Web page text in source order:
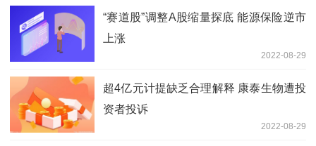
“赛道股”调整A股缩量探底 能源保险逆市
上涨
2022-08-29
超4亿元计提缺乏合理解释 康泰生物遭投
资者投诉
2022-08-29